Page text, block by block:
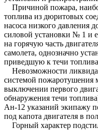
Причиной пожара,
топлива из дюритовых
насоса низкого давления
силовой установки № 1 и
на горячую часть
самолета, однозначно
приведшую к течи
Невозможности
системой пожаротушения
выключении первого
обнаружения течи
Ан-12 указаний экипажу
под капота двигателя в
Горный характер